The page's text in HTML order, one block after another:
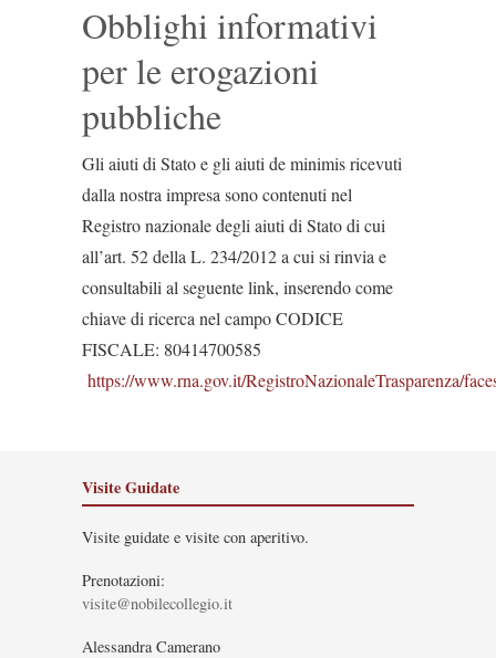
Obblighi informativi
per le erogazioni
pubbliche
Gli aiuti di Stato e gli aiuti de minimis ricevuti
dalla nostra impresa sono contenuti nel
Registro nazionale degli aiuti di Stato di cui
all’art. 52 della L. 234/2012 a cui si rinvia e
consultabili al seguente link, inserendo come
chiave di ricerca nel campo CODICE
FISCALE: 80414700585
https://www.rna.gov.it/RegistroNazionaleTrasparenza/
Visite Guidate
Visite guidate e visite con aperitivo.
Prenotazioni:
visite@nobilecollegio.it
Alessandra Camerano